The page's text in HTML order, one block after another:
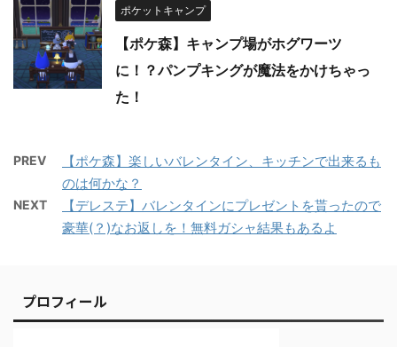
ポケットキャンプ
【ポケ森】キャンプ場がホグワーツ
に！？パンプキングが魔法をかけちゃっ
た！
PREV
【ポケ森】楽しいバレンタイン、キッチンで出来るも
のは何かな？
NEXT
【デレステ】バレンタインにプレゼントを貰ったので
豪華(？)なお返しを！無料ガシャ結果もあるよ
プロフィール